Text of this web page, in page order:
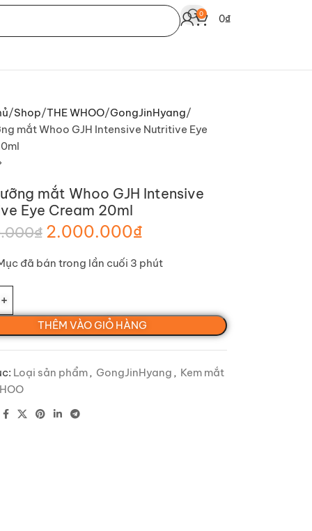
0 0₫
Shop THE WHOO GongJinHyang
mắt Whoo GJH Intensive Nutritive Eye
mắt Whoo GJH Intensive
Eye Cream 20ml
₫ 2.000.000₫
đã bán trong lần cuối 3 phút
THÊM VÀO GIỎ HÀNG
Loại sản phẩm, GongJinHyang , Kem mắt